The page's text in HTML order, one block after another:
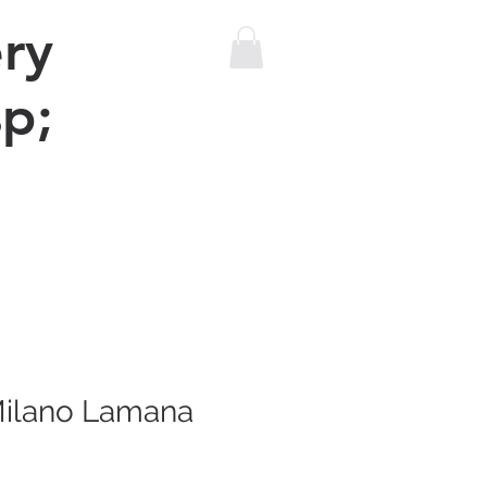
Lamana